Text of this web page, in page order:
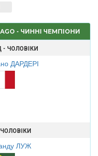
- ЧИННІ ЧЕМПІОНИ
ЧОЛОВІКИ
ДАРДЕРІ
ЛУЖ